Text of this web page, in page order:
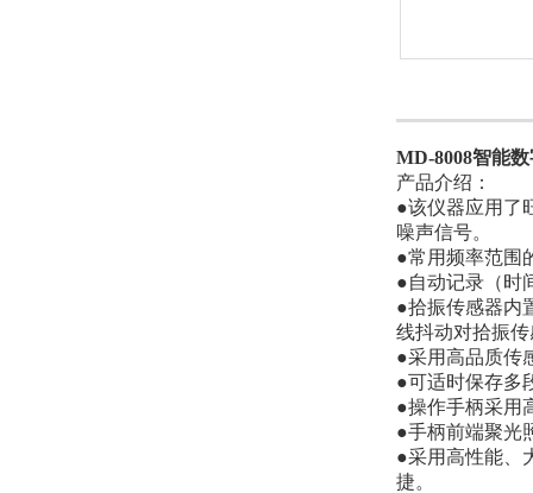
MD-8008智能
产品介绍：
●该仪器应用了
噪声信号。
●常用频率范围
●自动记录（时
●拾振传感器内
线抖动对拾振
●采用高品质传
●可适时保存多
●操作手柄采用
●手柄前端聚光
●采用高性能、
捷。